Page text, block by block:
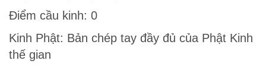
Điểm cầu kinh: 0
Kinh Phật: Bản chép tay đầy đủ của Phật Kinh
thế gian